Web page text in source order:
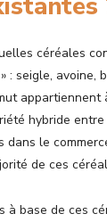
céréales
: seigle, avoine,
appartiennent
hybride
dans le
de ces
à base de ces